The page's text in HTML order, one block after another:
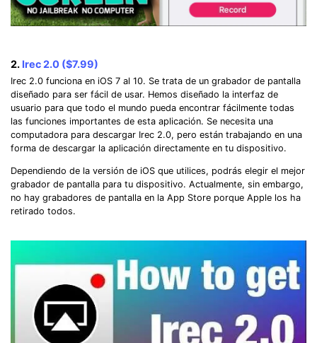
2. Irec 2.0 ($7.99)
Irec 2.0 funciona en iOS 7 al 10. Se trata de un grabador de pantalla
diseñado para ser fácil de usar. Hemos diseñado la interfaz de
usuario para que todo el mundo pueda encontrar fácilmente todas
las funciones importantes de esta aplicación. Se necesita una
computadora para descargar Irec 2.0, pero están trabajando en una
forma de descargar la aplicación directamente en tu dispositivo.
Dependiendo de la versión de iOS que utilices, podrás elegir el mejor
grabador de pantalla para tu dispositivo. Actualmente, sin embargo,
no hay grabadores de pantalla en la App Store porque Apple los ha
retirado todos.